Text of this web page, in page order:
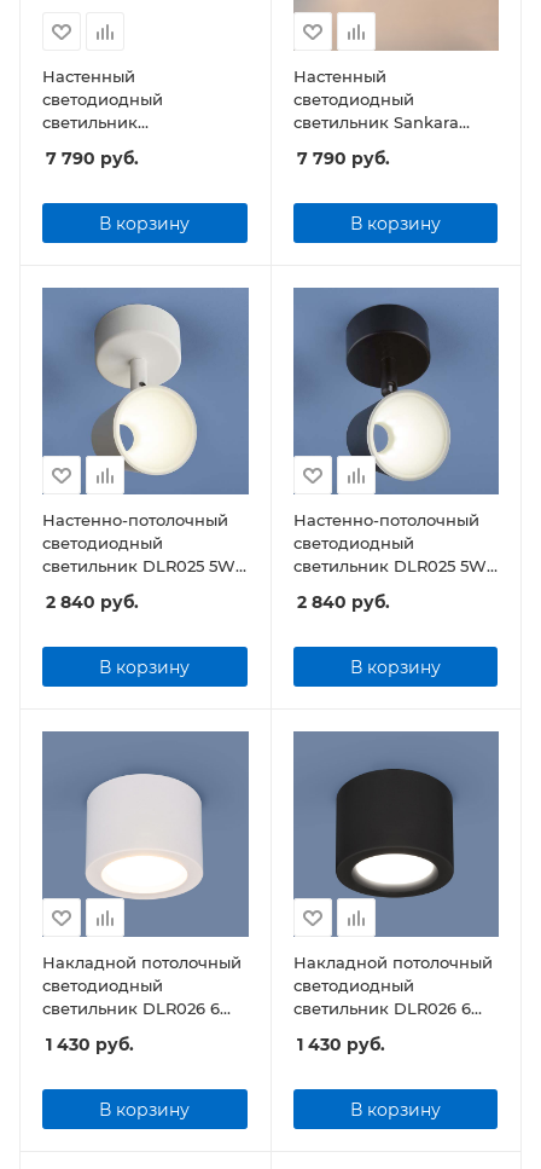
Настенный
светодиодный
светильник
Elektrostandard Sankara
1009 LED 16W IP20
7 790 руб.
В корзину
Настенный
светодиодный
светильник Sankara
1009 LED 16W IP20
черная
7 790 руб.
В корзину
Настенно-потолочный
светодиодный
светильник DLR025 5W
2 840 руб.
В корзину
Настенно-потолочный
светодиодный
светильник DLR025 5W
2 840 руб.
В корзину
Накладной потолочный
светодиодный
светильник DLR026 6W
4200K белый матовый
1 430 руб.
В корзину
Накладной потолочный
светодиодный
светильник DLR026 6W
4200K черный матовый
1 430 руб.
В корзину